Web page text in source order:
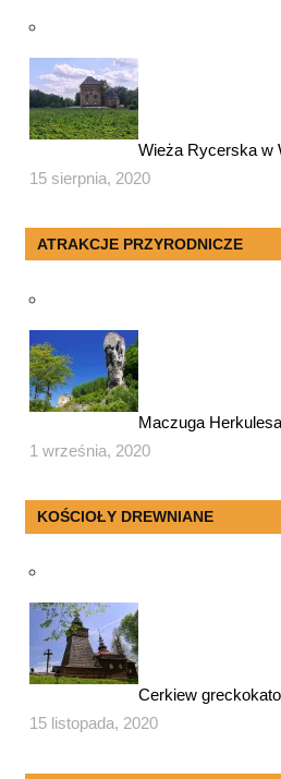
Wieża Rycerska w
15 sierpnia, 2020
ATRAKCJE PRZYRODNICZE
Maczuga Herkulesa
1 września, 2020
KOŚCIOŁY DREWNIANE
Cerkiew
15 listopada, 2020